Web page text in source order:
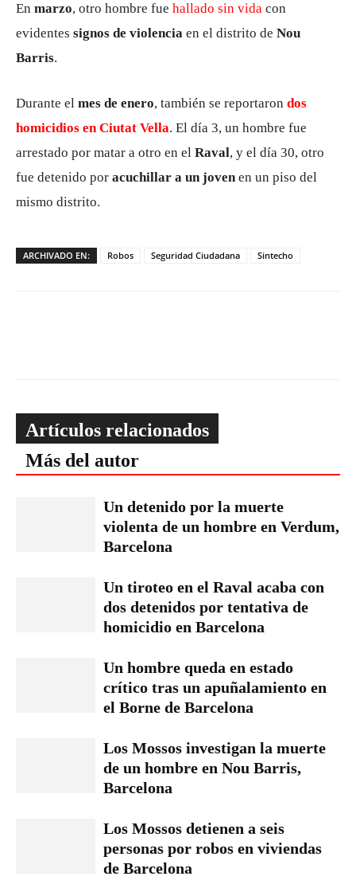
En marzo, otro hombre fue hallado sin vida con
evidentes signos de violencia en el distrito de Nou
Barris.
Durante el mes de enero, también se reportaron dos
homicidios en Ciutat Vella. El día 3, un hombre fue
arrestado por matar a otro en el Raval, y el día 30, otro
fue detenido por acuchillar a un jovenen un piso del
mismo distrito.
ARCHIVADO EN: Robos Seguridad Ciudadana Sintecho
Artículos relacionados
Más del autor
Un detenido por la muerte
violenta de un hombre en Verdum,
Barcelona
Un tiroteo en el Raval acaba con
dos detenidos por tentativa de
homicidio en Barcelona
Un hombre queda en estado
crítico tras un apuñalamiento en
el Borne de Barcelona
Los Mossos investigan la muerte
de un hombre en Nou Barris,
Barcelona
Los Mossos detienen a seis
personas por robos en viviendas
de Barcelona